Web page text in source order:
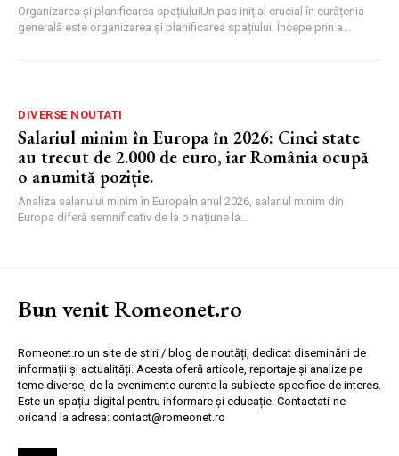
Organizarea și planificarea spațiuluiUn pas inițial crucial în curățenia
generală este organizarea și planificarea spațiului. Începe prin a...
DIVERSE NOUTATI
Salariul minim în Europa în 2026: Cinci state
au trecut de 2.000 de euro, iar România ocupă
o anumită poziție.
Analiza salariului minim în EuropaÎn anul 2026, salariul minim din
Europa diferă semnificativ de la o națiune la...
Bun venit Romeonet.ro
Romeonet.ro un site de știri / blog de noutăți, dedicat diseminării de
informații și actualități. Acesta oferă articole, reportaje și analize pe
teme diverse, de la evenimente curente la subiecte specifice de interes.
Este un spațiu digital pentru informare și educație. Contactati-ne
oricand la adresa: contact@romeonet.ro